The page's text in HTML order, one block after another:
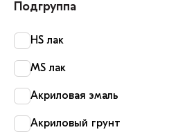
Подгруппа
HS лак
MS лак
Акриловая эмаль
Акриловый грунт